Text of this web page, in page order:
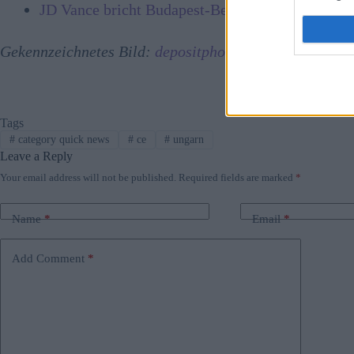
JD Vance bricht Budapest-Besuch
Gekennzeichnetes Bild: depositphotos.com
Tags
#category quick news #ce # ungarn
Leave a Reply
Your email address will not be published. Required fields are marked *
Name* Email*
Add Comment *